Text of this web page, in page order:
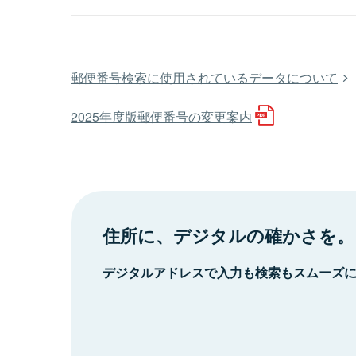
郵便番号検索に使用されているデータについて
2025年度版郵便番号の変更案内
住所に、デジタルの確かさを。
デジタルアドレスで入力も検索もスムーズ